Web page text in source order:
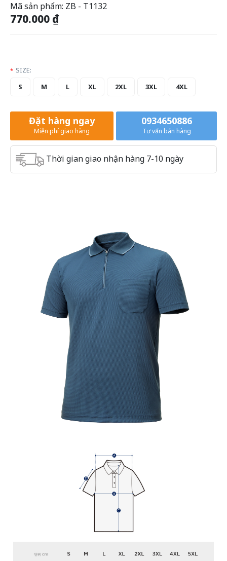
Mã sản phẩm: ZB - T1132
770.000 ₫
* SIZE:
S
M L XL 2XL 3XL 4XL
Đặt hàng ngay
Miễn phí giao hàng
0934650886
Tư vấn bán hàng
Thời gian giao nhận hàng 7-10 ngày